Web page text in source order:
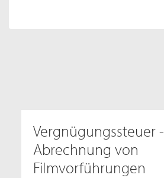
Vergnügungssteuer -
Abrechnung von
Filmvorführungen